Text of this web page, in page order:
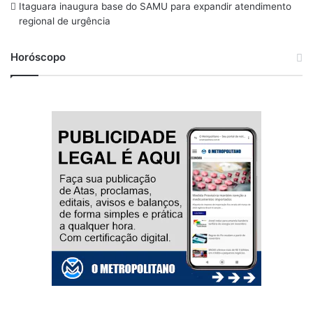
Itaguara inaugura base do SAMU para expandir atendimento
regional de urgência
Horóscopo